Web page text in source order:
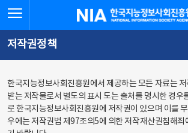
문
로
가
체
뉴
바
가
한국지능정보사회진흥원
저작권정책
한국지능정보사회진흥원에서 제공하는 모든 자료는
받는 저작물로서 별도의 표시 도는 출처를 명시한 경우
로 한국지능정보사회진흥원에 저작권이 있으며 이를
우에는 저작권법 제97조의5에 의한 저작재산권침해죄